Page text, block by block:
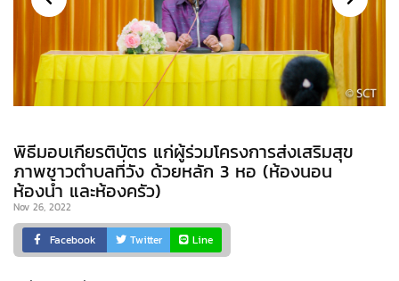
พิธีมอบเกียรติบัตร แก่ผู้ร่วมโครงการส่งเสริมสุข
ภาพชาวตำบลที่วัง ด้วยหลัก 3 หอ (ห้องนอน
ห้องน้ำ และห้องครัว)
Nov 26, 2022
Facebook Twitter Line